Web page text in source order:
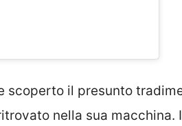
scoperto il presunto
nella sua macchina.